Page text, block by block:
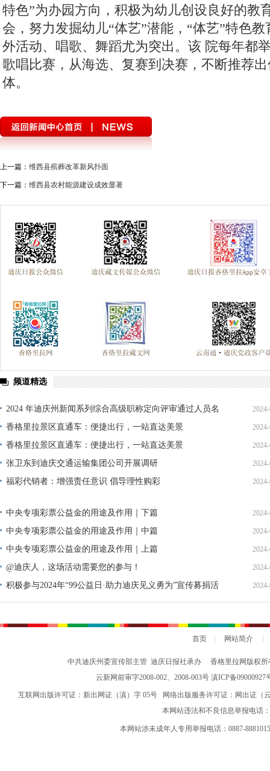
特色”为办园方向，积极为幼儿创设良好的教
会，努力发掘幼儿“体艺”潜能，“体艺”特色
外活动、唱歌、舞蹈尤为突出。该 院每年都
歌唱比赛，从海选、复赛到决赛，不断推荐
体。
上一篇： 维西县殡葬改革新风扑面
下一篇： 维西县农村能源建设成效显著
频道精选
2024 年迪庆州新闻系列综合高级职称定向评审通过人员名
单公示
香格里拉景区直通车：便捷出行，一站直达美景
香格里拉景区直通车：便捷出行，一站直达美景
张卫东到迪庆交通运输集团公司开展调研
福彩代销者：增强责任意识 倡导理性购彩
中央专项彩票公益金的用途及作用｜下篇
中央专项彩票公益金的用途及作用｜中篇
中央专项彩票公益金的用途及作用｜上篇
@迪庆人，这场活动需要您的参与！
积极参与2024年“99公益日·助力迪庆见义勇为”宣传募捐活
动倡议书